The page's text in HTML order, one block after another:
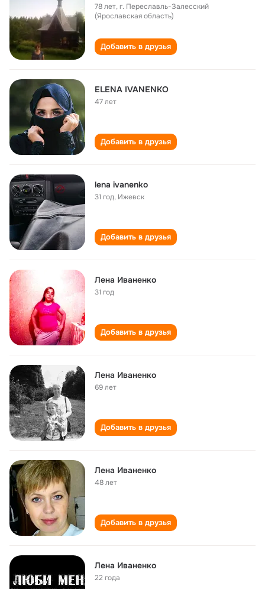
78 лет,г. Переславль-Залесский
(Ярославская область)
Добавить в друзья
ELENA IVANENKO
47 лет
Добавить в друзья
lena ivanenko
31 год, Ижевск
Добавить в друзья
Лена Иваненко
31 год
Добавить в друзья
Лена Иваненко
69 лет
Добавить в друзья
Лена Иваненко
48 лет
Добавить в друзья
Лена Иваненко
22 года